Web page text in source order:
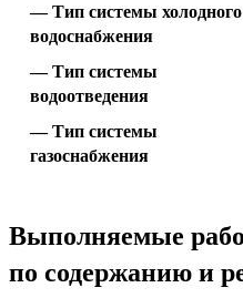
Тип системы холодного
водоснабжения
Тип системы
водоотведения
Тип системы
газоснабжения
Выполняемые
по содержанию и